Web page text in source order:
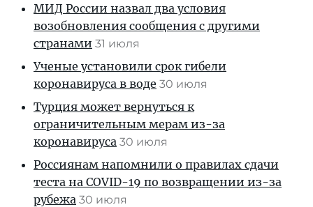
МИД России назвал два условия
возобновления сообщения с другими
странами 31 июля
Ученые установили срок гибели
коронавируса в воде 30 июля
Турция может вернуться к
ограничительным мерам из-за
коронавируса 30 июля
Россиянам напомнили о правилах сдачи
теста на COVID-19 по возвращении из-за
рубежа 30 июля